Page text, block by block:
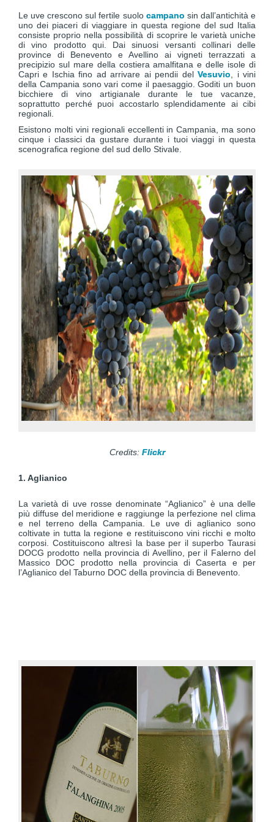
Le uve crescono sul fertile suolo campano sin dall’antichità e
uno dei piaceri di viaggiare in questa regione del sud Italia
consiste proprio nella possibilità di scoprire le varietà uniche
di vino prodotto qui. Dai sinuosi versanti collinari delle
province di Benevento e Avellino ai vigneti terrazzati a
precipizio sul mare della costiera amalfitana e delle isole di
Capri e Ischia fino ad arrivare ai pendii delVesuvio , i vini
della Campania sono vari come il paesaggio. Goditi un buon
bicchiere di vino artigianale durante le tue vacanze,
soprattutto perché puoi accostarlo splendidamente ai cibi
regionali.
Esistono molti vini regionali eccellenti in Campania, ma sono
cinque i classici da gustare durante i tuoi viaggi in questa
scenografica regione del sud dello Stivale.
Credits: Flickr
1. Aglianico
La varietà di uve rosse denominate “Aglianico” è una delle
più diffuse del meridione e raggiunge la perfezione nel clima
e nel terreno della Campania. Le uve di aglianico sono
coltivate in tutta la regione e restituiscono vini ricchi e molto
corposi. Costituiscono altresì la base per il superbo Taurasi
DOCG prodotto nella provincia di Avellino, per il Falerno del
Massico DOC prodotto nella provincia di Caserta e per
l’Aglianico del Taburno DOC della provincia di Benevento.